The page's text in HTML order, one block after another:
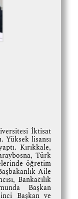
İktisat
Yüksek lisansı
Kırıkkale,
Türk
öğretim
Aile
Bankacılık
Başkan
Başkan ve